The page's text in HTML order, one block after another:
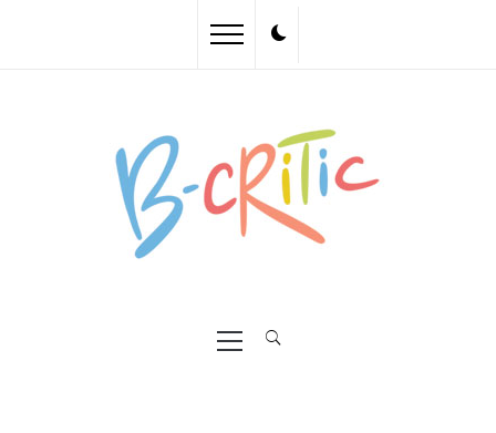
Primary
Menu